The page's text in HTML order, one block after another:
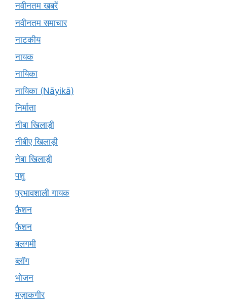
नवीनतम खबरें
नवीनतम समाचार
नाटकीय
नायक
नायिका
नायिका (Nāyikā)
निर्माता
नीबा खिलाड़ी
नीबीए खिलाड़ी
नेबा खिलाड़ी
पशु
प्रभावशाली गायक
फ़ैशन
फैशन
बलगमी
ब्लॉग
भोजन
मज़ाकगीर